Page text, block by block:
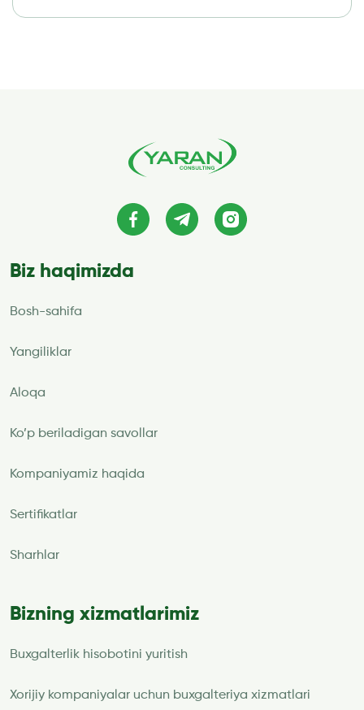
Biz haqimizda
Bosh-sahifa
Yangiliklar
Aloqa
Ko’p beriladigan savollar
Kompaniyamiz haqida
Sertifikatlar
Sharhlar
Bizning xizmatlarimiz
Buxgalterlik hisobotini yuritish
Xorijiy kompaniyalar uchun buxgalteriya xizmatlari